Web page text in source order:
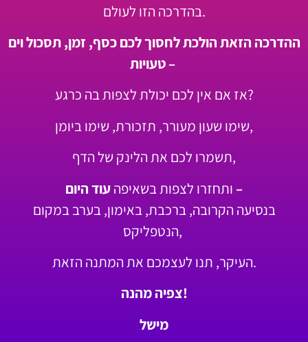
בהדרכה הזו לעולם.
ההדרכה הזאת הולכת לחסוך לכם כסף, זמן, תסכול וים
טעויות –
אז אם אין לכם יכולת לצפות בה כרגע?
שימו שעון מעורר, תזכורת, שימו ביומן,
תשמרו לכם את הלינק של הדף,
ותחזרו לצפות בשאיפה עוד היום –
בנסיעה הקרובה, ברכבת, באימון, בערב במקום
הנטפליקס,
העיקר, תנו לעצמכם את המתנה הזאת.
צפיה מהנה!
מישל